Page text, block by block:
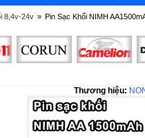
8,4v-24v » Pin Sạc Khối NIMH
Thương hiệu: